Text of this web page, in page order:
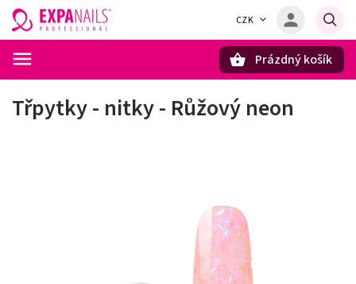
CZK
Prázdný košík
Třpytky - nitky - Růžový neon